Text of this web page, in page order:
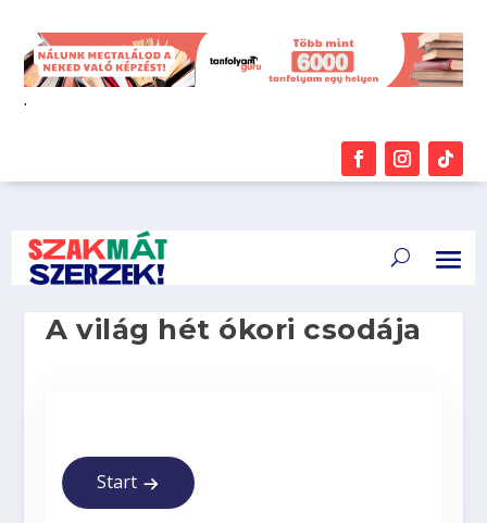
.
A világ hét ókori csodája
Start